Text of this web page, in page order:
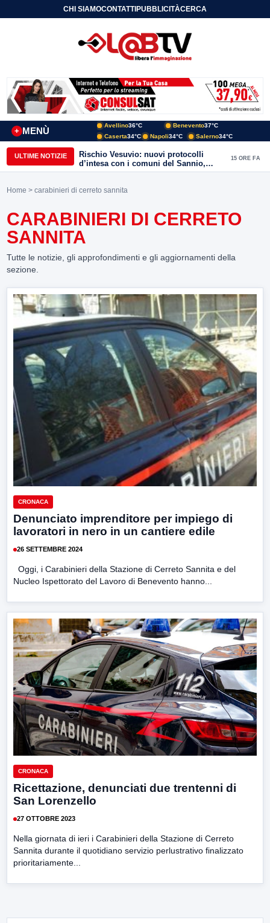
CHI SIAMOCONTATTIPUBBLICITÀCERCA
MENÙ
+
Avellino36°C Benevento37°C
Caserta34°C Napoli34°C Salerno34°C
ULTIME NOTIZIE
Rischio Vesuvio: nuovi protocolli
d’intesa con i comuni del Sannio,
firmato il protocollo con Arpaise
15 ORE FA
Home > carabinieri di cerreto sannita
CARABINIERI DI CERRETO
SANNITA
Tutte le notizie, gli approfondimenti e gli aggiornamenti della
sezione.
CRONACA
Denunciato imprenditore per impiego di
lavoratori in nero in un cantiere edile
26 SETTEMBRE 2024
Oggi, i Carabinieri della Stazione di Cerreto Sannita e del
Nucleo Ispettorato del Lavoro di Benevento hanno...
CRONACA
Ricettazione, denunciati due trentenni di
San Lorenzello
27 OTTOBRE 2023
Nella giornata di ieri i Carabinieri della Stazione di Cerreto
Sannita durante il quotidiano servizio perlustrativo finalizzato
prioritariamente...